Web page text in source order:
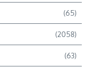
(65)
(2058)
(63)